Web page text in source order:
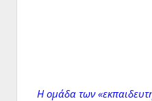
Η ομάδα των